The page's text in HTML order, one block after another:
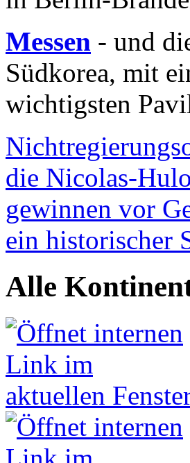
Messen - und
Südkorea, mit
wichtigsten
die Nicolas-
gewinnen vor
ein historischer
Alle